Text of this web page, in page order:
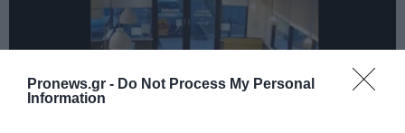
Pronews.gr - Do Not Process My Personal
Information